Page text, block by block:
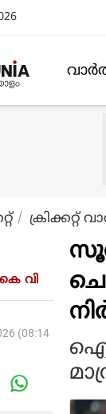
ക്രിക്കറ്റ്‌
വി
(08:14